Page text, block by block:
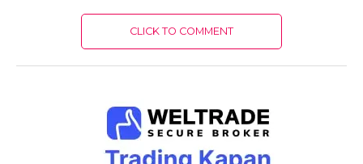
CLICK TO COMMENT